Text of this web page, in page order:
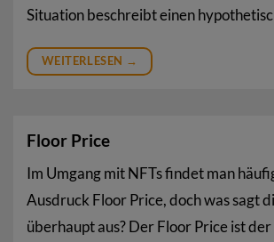
Situation beschreibt einen
WEITERLESEN →
Floor Price
Im Umgang mit NFTs findet man
Ausdruck Floor Price, doch was sagt
überhaupt aus? Der Floor Price ist